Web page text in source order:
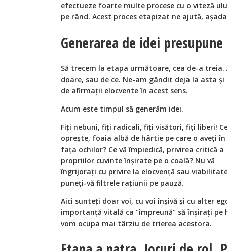
efectueze foarte multe procese cu o viteză
pe rând. Acest proces etapizat ne ajută,
Generarea de idei
Să trecem la etapa următoare, cea de-a
doare, sau de ce. Ne-am gândit deja la asta
de afirmații elocvente în acest sens.
Acum este timpul să generăm idei.
Fiți nebuni, fiți radicali, fiți visători, fiți liberi!
oprește, foaia albă de hârtie pe care o aveți în
fața ochilor? Ce vă împiedică, privirea critică a
propriilor cuvinte înșirate pe o coală? Nu vă
îngrijorați cu privire la elocvență sau
puneți-vă filtrele rațiunii pe pauză.
Aici sunteți doar voi, cu voi înșivă și cu alter
importanță vitală ca "împreună" să înșirați
vom ocupa mai târziu de trierea acestora.